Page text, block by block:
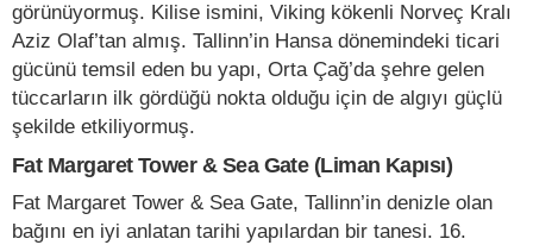
görünüyormuş. Kilise ismini, Viking kökenli Norveç Kralı
Aziz Olaf’tan almış. Tallinn’in Hansa dönemindeki ticari
gücünü temsil eden bu yapı, Orta Çağ’da şehre gelen
tüccarların ilk gördüğü nokta olduğu için de algıyı güçlü
şekilde etkiliyormuş.
Fat Margaret Tower & Sea Gate (Liman Kapısı)
Fat Margaret Tower & Sea Gate, Tallinn’in denizle olan
bağını en iyi anlatan tarihi yapılardan bir tanesi. 16.